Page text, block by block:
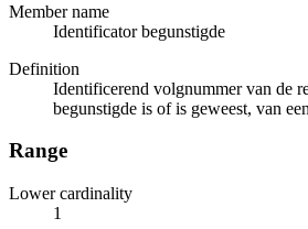
Member name
Identificator begunstigde
Definition
Identificerend volgnummer van de
begunstigde is of is geweest, van
Range
Lower cardinality
1